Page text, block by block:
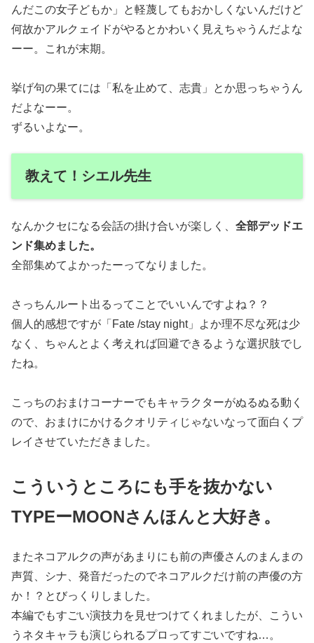
んだこの女子どもか」と軽蔑してもおかしくないんだけど
何故かアルクェイドがやるとかわいく見えちゃうんだよな
ーー。これが末期。
挙げ句の果てには「私を止めて、志貴」とか思っちゃうん
だよなーー。
ずるいよなー。
教えて！シエル先生
なんかクセになる会話の掛け合いが楽しく、 全部デッドエ
ンド集めました。
全部集めてよかったーってなりました。
さっちんルート出るってことでいいんですよね？？
個人的感想ですが「Fate /stay night」よか理不尽な死は少
なく、ちゃんとよく考えれば回避できるような選択肢でし
たね。
こっちのおまけコーナーでもキャラクターがぬるぬる動く
ので、おまけにかけるクオリティじゃないなって面白くプ
レイさせていただきました。
こういうところにも手を抜かない
TYPEーMOONさんほんと大好き。
またネコアルクの声があまりにも前の声優さんのまんまの
声質、シナ、発音だったのでネコアルクだけ前の声優の方
か！？とびっくりしました。
本編でもすごい演技力を見せつけてくれましたが、こうい
うネタキャラも演じられるプロってすごいですね…。